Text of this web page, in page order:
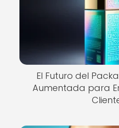
El Futuro del
Aumentada para